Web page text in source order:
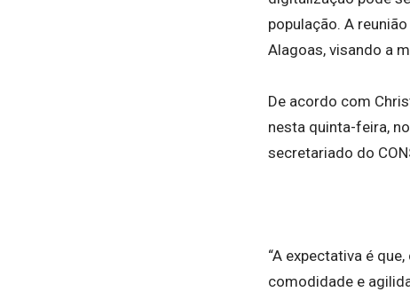
população. A
Alagoas, visando a
De acordo com
nesta quinta-feira,
secretariado do
“A expectativa é
comodidade e